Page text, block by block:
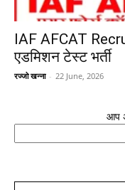
IAF AFCAT
एडमिशन टेस्ट भर्ती
रज्जो खन्ना - 22 June, 2026
आप